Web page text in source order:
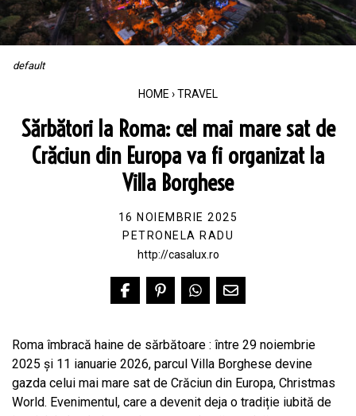
default
HOME ›TRAVEL
Sărbători la Roma: cel mai mare sat de
Crăciun din Europa va fi organizat la
Villa Borghese
16 NOIEMBRIE 2025
PETRONELA RADU
http://casalux.ro
Roma îmbracă haine de sărbătoare : între 29 noiembrie
2025 și 11 ianuarie 2026, parcul Villa Borghese devine
gazda celui mai mare sat de Crăciun din Europa, Christmas
World. Evenimentul, care a devenit deja o tradiție iubită de